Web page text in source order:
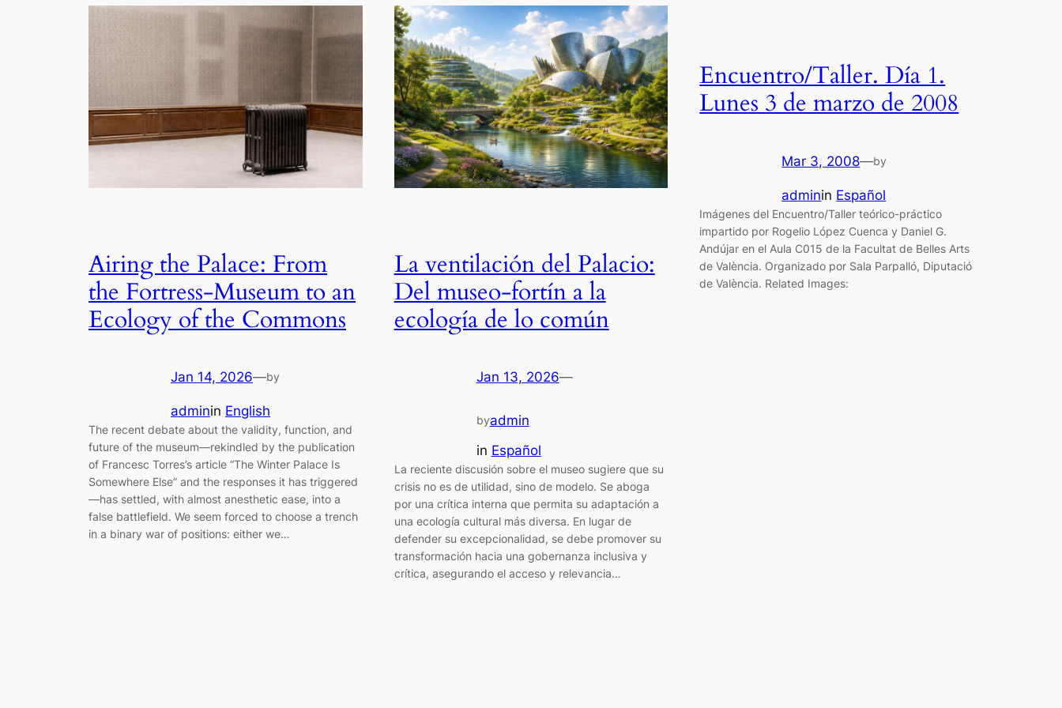
Airing the Palace: From
the Fortress-Museum to an
Ecology of the Commons
Jan 14, 2026—by
adminin English
The recent debate about the validity, function, and
future of the museum—rekindled by the publication
of Francesc Torres’s article “The Winter Palace Is
Somewhere Else” and the responses it has triggered
—has settled, with almost anesthetic ease, into a
false battlefield. We seem forced to choose a trench
in a binary war of positions: either we…
La ventilación del Palacio:
Del museo-fortín a la
ecología de lo común
Jan 13, 2026—
byadmin
in Español
La reciente discusión sobre el museo sugiere que su
crisis no es de utilidad, sino de modelo. Se aboga
por una crítica interna que permita su adaptación a
una ecología cultural más diversa. En lugar de
defender su excepcionalidad, se debe promover su
transformación hacia una gobernanza inclusiva y
crítica, asegurando el acceso y relevancia…
Encuentro/Taller. Día 1.
Lunes 3 de marzo de 2008
Mar 3, 2008—by
adminin Español
Imágenes del Encuentro/Taller teórico-práctico
impartido por Rogelio López Cuenca y Daniel G.
Andújar en el Aula C015 de la Facultat de Belles Arts
de València. Organizado por Sala Parpalló, Diputació
de València. Related Images: